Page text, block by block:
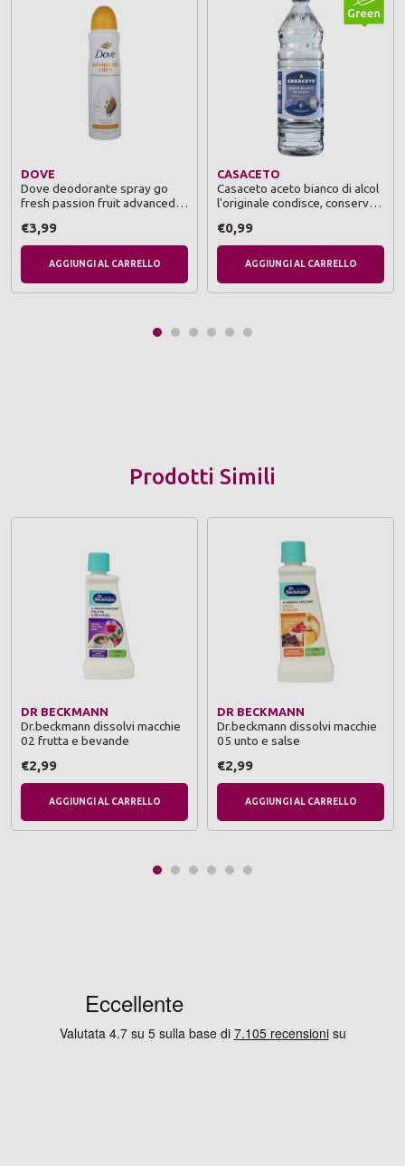
DOVE
Dove deodorante spray go
fresh passion fruit advanced
€3,99
AGGIUNGI AL CARRELLO
CASACETO
Casaceto aceto bianco di alcol
l'originale condisce, conserva
€0,99
AGGIUNGI AL CARRELLO
Prodotti Simili
DR BECKMANN
Dr.beckmann dissolvi macchie
02 frutta e bevande
€2,99
AGGIUNGI AL CARRELLO
DR BECKMANN
Dr.beckmann dissolvi macchie
05 unto e salse
€2,99
AGGIUNGI AL CARRELLO